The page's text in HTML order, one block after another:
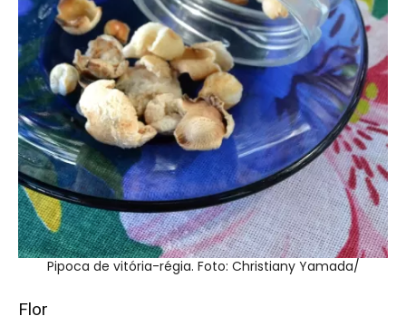
Pipoca de vitória-régia. Foto: Christiany Yamada/
Flor